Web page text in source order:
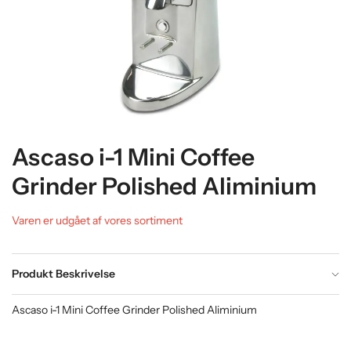
Ascaso i-1 Mini Coffee
Grinder Polished Aliminium
Varen er udgået af vores sortiment
Produkt Beskrivelse
Ascaso i-1 Mini Coffee Grinder Polished Aliminium